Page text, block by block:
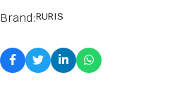
Brand:RURIS